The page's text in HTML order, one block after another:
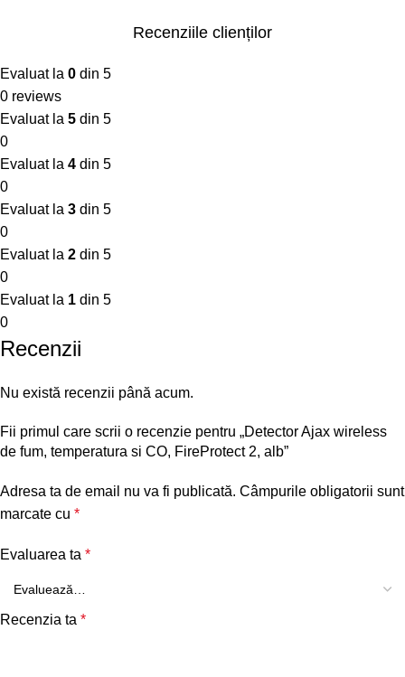
Recenziile clienților
Evaluat la 0 din 5
0 reviews
Evaluat la 5 din 5
0
Evaluat la 4 din 5
0
Evaluat la 3 din 5
0
Evaluat la 2 din 5
0
Evaluat la 1 din 5
0
Recenzii
Nu există recenzii până acum.
Fii primul care scrii o recenzie pentru „Detector Ajax wireless
de fum, temperatura si CO, FireProtect 2, alb”
Adresa ta de email nu va fi publicată. Câmpurile obligatorii sunt
marcate cu *
Evaluarea ta *
Recenzia ta *